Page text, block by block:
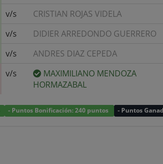
v/s CRISTIAN ROJAS VIDELA
v/s DIDIER ARREDONDO GUERRERO
v/s ANDRES DIAZ CEPEDA
v/s
MAXIMILIANO MENDOZA
HORMAZABAL
- Puntos Bonificación: 240 puntos - Puntos